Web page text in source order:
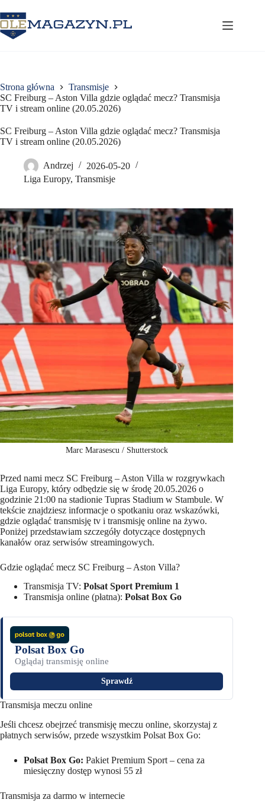
do
treści
Strona główna
Transmisje
SC Freiburg – Aston Villa gdzie oglądać mecz? Transmisja
TV i stream online (20.05.2026)
SC Freiburg – Aston Villa gdzie oglądać mecz? Transmisja
TV i stream online (20.05.2026)
Andrzej
2026-05-20
Liga Europy, Transmisje
Marc Marasescu / Shutterstock
Przed nami mecz SC Freiburg – Aston Villa w rozgrywkach
Liga Europy, który odbędzie się w środę 20.05.2026 o
godzinie 21:00 na stadionie Tupras Stadium w Stambule. W
tekście znajdziesz informacje o spotkaniu oraz wskazówki,
gdzie oglądać transmisję tv i transmisję online na żywo.
Poniżej przedstawiam szczegóły dotyczące dostępnych
kanałów oraz serwisów streamingowych.
Gdzie oglądać mecz SC Freiburg – Aston Villa?
Transmisja TV: Polsat Sport Premium 1
Transmisja online (płatna): Polsat Box Go
Polsat Box Go
Oglądaj transmisję online
Sprawdź
Transmisja meczu online
Jeśli chcesz obejrzeć transmisję meczu online, skorzystaj z
płatnych serwisów, przede wszystkim Polsat Box Go:
Polsat Box Go: Pakiet Premium Sport – cena za
miesięczny dostęp wynosi 55 zł
Transmisja za darmo w internecie